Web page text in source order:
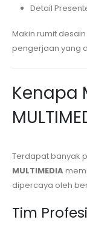
Detail
Makin rumit
pengerjaan yang
Kenapa
Terdapat banyak
MULTIMEDIA
dipercaya oleh
Tim